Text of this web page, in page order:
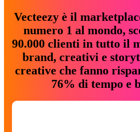
Vecteezy è il
numero 1 al mondo,
90.000 clienti in tutto il
brand, creativi e
creative che fanno
76% di tempo e